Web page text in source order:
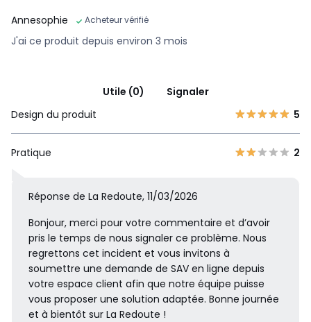
Annesophie
Acheteur vérifié
J'ai ce produit depuis environ 3 mois
Utile (0)
Signaler
Design du produit
5
Pratique 2
Réponse de La Redoute, 11/03/2026
Bonjour, merci pour votre commentaire et d’avoir
pris le temps de nous signaler ce problème. Nous
regrettons cet incident et vous invitons à
soumettre une demande de SAV en ligne depuis
votre espace client afin que notre équipe puisse
vous proposer une solution adaptée. Bonne journée
et à bientôt sur La Redoute !